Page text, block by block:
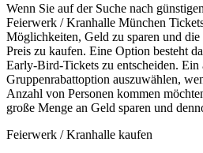
Wenn Sie auf der Suche nach
Feierwerk / Kranhalle München
Möglichkeiten, Geld zu sparen und
Preis zu kaufen. Eine Option besteht
Early-Bird-Tickets zu entscheiden. Ein
Gruppenrabattoption auszuwählen,
Anzahl von Personen kommen
große Menge an Geld sparen und
Feierwerk / Kranhalle kaufen